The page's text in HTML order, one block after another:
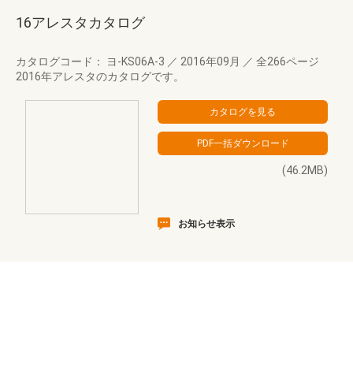
16アレスタカタログ
カタログコード： ヨ-KS06A-3 ／ 2016年09月 ／ 全266ページ
2016年アレスタのカタログです。
(46.2MB)
お知らせ表示